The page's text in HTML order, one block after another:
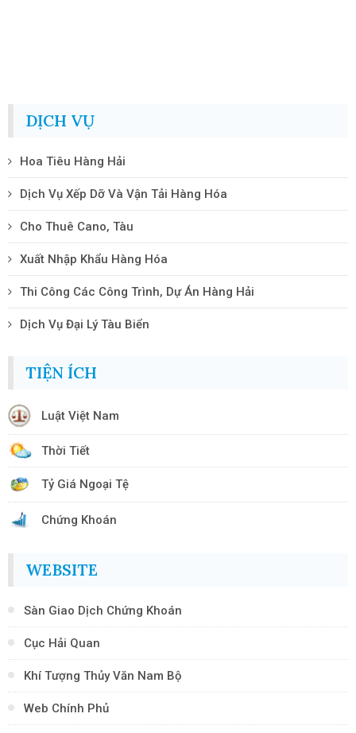
DỊCH VỤ
Hoa Tiêu Hàng Hải
Dịch Vụ Xếp Dỡ Và Vận Tải Hàng Hóa
Cho Thuê Cano, Tàu
Xuất Nhập Khẩu Hàng Hóa
Thi Công Các Công Trình, Dự Án Hàng Hải
Dịch Vụ Đại Lý Tàu Biển
TIỆN ÍCH
Luật Việt Nam
Thời Tiết
Tỷ Giá Ngoại Tệ
Chứng Khoán
WEBSITE
Sàn Giao Dịch Chứng Khoán
Cục Hải Quan
Khí Tượng Thủy Văn Nam Bộ
Web Chính Phủ